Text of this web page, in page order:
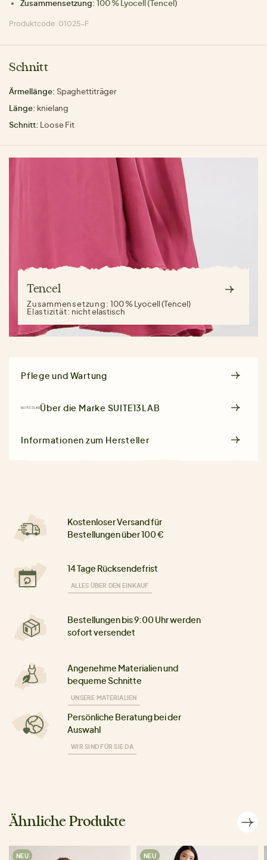
Zusammensetzung: 100 % Lyocell (Tencel)
Produktcode: 01025-F
Schnitt
Ärmellänge: Spaghettiträger
Länge: knielang
Schnitt: Loose Fit
Tencel
Zusammensetzung:100 % Lyocell (Tencel)
Elastizität: nicht elastisch
Pflege und Wartung
Über die Marke SUITE13LAB
Informationen zum Hersteller
Kostenloser Versand für
Bestellungen über 100 €
14 Tage Rücksendefrist
ALLES ÜBER DEN EINKAUF
Bestellungen bis 9:00 Uhr werden
sofort versendet
Angenehme Materialien und
bequeme Schnitte
UNSERE MATERIALIEN
Persönliche Beratung bei der
Auswahl
WIR SIND FÜR SIE DA
Ähnliche Produkte
NEU NEU